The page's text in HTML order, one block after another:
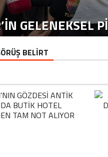
GELENEKSEL
BELİRT